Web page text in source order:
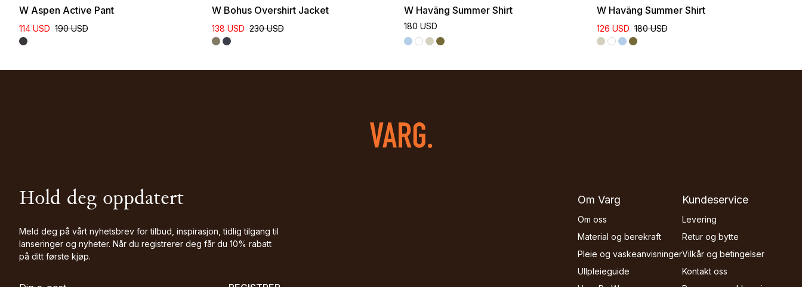
W Aspen Active Pant
114 USD 190 USD
W Bohus Overshirt Jacket
138 USD 230 USD
W Haväng Summer Shirt
180 USD
W Haväng Summer Shirt
126 USD 180 USD
Hold deg oppdatert
Meld deg på vårt nyhetsbrev for tilbud, inspirasjon, tidlig tilgang til
lanseringer og nyheter. Når du registrerer deg får du 10% rabatt
på ditt første kjøp.
Om Varg
Om oss
Material og berekraft
Pleie og vaskeanvisninger
Ullpleieguide
Kundeservice
Levering
Retur og bytte
Vilkår og betingelser
Kontakt oss